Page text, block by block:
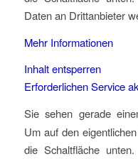
Daten an Drittanbieter
Mehr Informationen
Inhalt entsperren
Erforderlichen Service
Sie sehen gerade
Um auf den
die Schaltfläche